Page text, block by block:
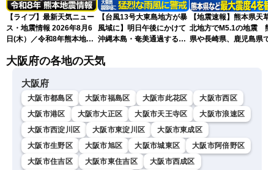
【ライブ】最新天気ニュー
ス・地震情報 2026年8月6
日(木）／令和8年熊本地震
方に最接近 沖縄は荒天警
コーヒータイム・魚住茉由
／山口剛央〉
【台風13号大東島地方が暴
風域に】明日午後にかけて
沖縄本島・奄美通過する見
日10時更新
【地震速報】熊本県天草
北地方でM5.1の地震 熊
県や長崎県、鹿児島県で
大阪府の各地の天気
大阪府
大阪市都島区 大阪市福島区 大阪市此花区
大阪市西区
大阪市港区
大阪市大正区 大阪市天王寺区
大阪市浪速区
大阪市西淀川区
大阪市東淀川区
大阪市東成区
大阪市生野区
大阪市旭区 大阪市城東区
大阪市阿倍野区
大阪市住吉区
大阪市東住吉区 大阪市西成区